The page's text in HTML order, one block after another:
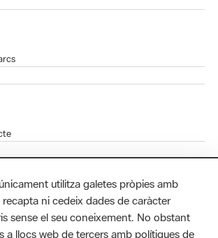
ACCESSIBILITAT
utilitza galetes pròpies amb
ni cedeix dades de caràcter
sense el seu coneixement. No obstant
a llocs web de tercers amb polítiques de